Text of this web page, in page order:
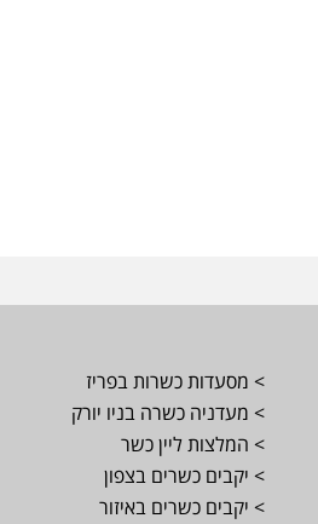
> מסעדות כשרות בפריז
> מעדניה כשרה בניו יורק
> המלצות ליין כשר
> יקבים כשרים בצפון
> יקבים כשרים באיזור